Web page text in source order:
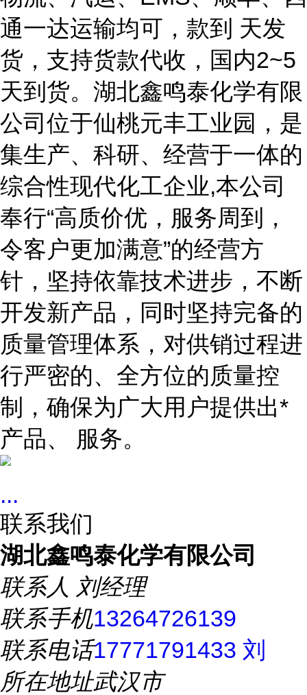
通一达运输均可，款到 天发
货，支持货款代收，国内2~5
天到货。湖北鑫鸣泰化学有限
公司位于仙桃元丰工业园，是
集生产、科研、经营于一体的
综合性现代化工企业,本公司
奉行“高质价优，服务周到，
令客户更加满意”的经营方
针，坚持依靠技术进步，不断
开发新产品，同时坚持完备的
质量管理体系，对供销过程进
行严密的、全方位的质量控
制，确保为广大用户提供出*
产品、 服务。
...
联系我们
湖北鑫鸣泰化学有限公司
联系人 刘经理
联系手机13264726139
联系电话17771791433 刘
所在地址武汉市